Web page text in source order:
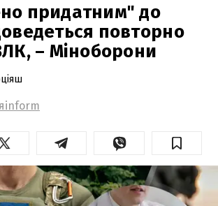
придатним" до
повторно
– Міноборони